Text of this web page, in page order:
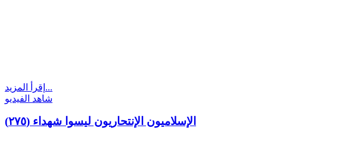
إقرأ المزيد...
شاهد الفيديو
(٢٧٥) الإسلاميون الإنتحاريون ليسوا شهداء